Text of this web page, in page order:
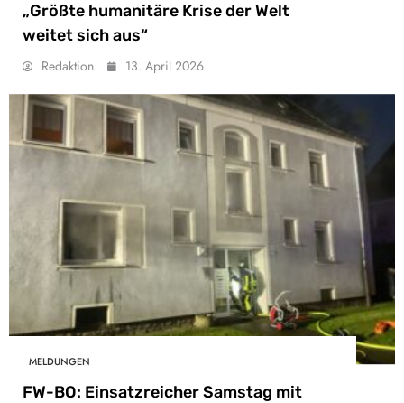
„Größte humanitäre Krise der Welt
weitet sich aus“
Redaktion 13. April 2026
MELDUNGEN
FW-BO: Einsatzreicher Samstag mit